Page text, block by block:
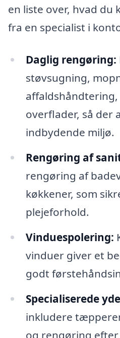
en liste over, hvad du
fra en specialist i
Daglig rengøring:
støvsugning,
overflader, så der
indbydende miljø.
Rengøring af
rengøring af
køkkener, som
plejeforhold.
Vinduespolering:
vinduer giver et
godt
Specialiserede
inkludere
og rengøring